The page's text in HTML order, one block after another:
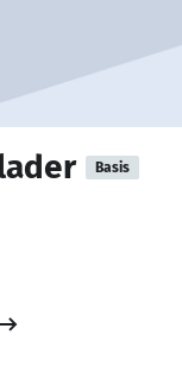
Basis